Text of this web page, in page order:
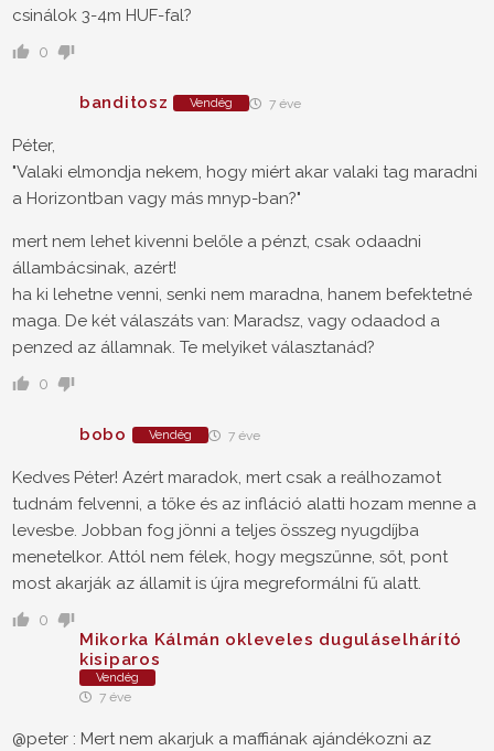
csinálok 3-4m HUF-fal?
0
banditosz Vendég 7 éve
Péter,
"Valaki elmondja nekem, hogy miért akar valaki tag maradni
a Horizontban vagy más mnyp-ban?"
mert nem lehet kivenni belőle a pénzt, csak odaadni
állambácsinak, azért!
ha ki lehetne venni, senki nem maradna, hanem befektetné
maga. De két válaszáts van: Maradsz, vagy odaadod a
penzed az államnak. Te melyiket választanád?
0
bobo Vendég 7 éve
Kedves Péter! Azért maradok, mert csak a reálhozamot
tudnám felvenni, a tőke és az infláció alatti hozam menne a
levesbe. Jobban fog jönni a teljes összeg nyugdíjba
menetelkor. Attól nem félek, hogy megszűnne, sőt, pont
most akarják az államit is újra megreformálni fű alatt.
0
Mikorka Kálmán okleveles duguláselhárító
kisiparos
Vendég
7 éve
@peter : Mert nem akarjuk a maffiának ajándékozni az